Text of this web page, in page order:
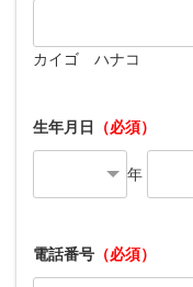
カイゴ ハナコ
生年月日 （必須）
年
電話番号 （必須）